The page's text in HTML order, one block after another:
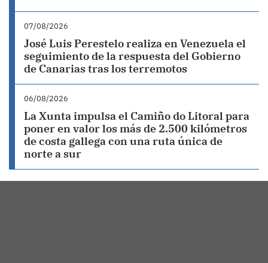
07/08/2026
José Luis Perestelo realiza en Venezuela el
seguimiento de la respuesta del Gobierno
de Canarias tras los terremotos
06/08/2026
La Xunta impulsa el Camiño do Litoral para
poner en valor los más de 2.500 kilómetros
de costa gallega con una ruta única de
norte a sur